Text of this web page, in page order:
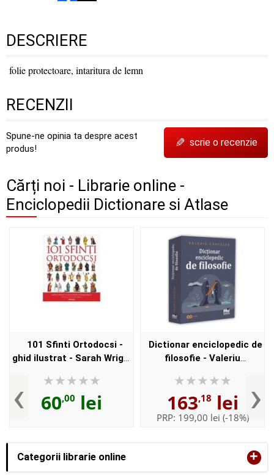
Categorii librarie online +
DESCRIERE
folie protectoare, intaritura de lemn
RECENZII
Spune-ne opinia ta despre acest
produs!
✎ scrie o recenzie
Cărți noi - Librarie online -
Enciclopedii Dictionare si Atlase
‹
101 Sfinti Ortodocsi -
ghid ilustrat - Sarah Wrigh,
60,00 lei
Dictionar enciclopedic de
filosofie - Valeriu
163,18 lei
PRP: 199,00 lei (-18%) ›